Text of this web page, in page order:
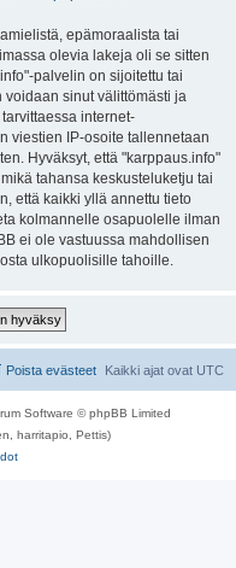
epämoraalista tai
olevia lakeja oli se sitten
palvelin on sijoitettu tai
voidaan sinut välittömästi ja
internet-
viestien IP-osoite tallennetaan
Hyväksyt, että "karppaus.info"
tahansa keskusteluketju tai
että kaikki yllä annettu tieto
kolmannelle osapuolelle ilman
ei ole vastuussa mahdollisen
ulkopuolisille tahoille.
Kaikki ajat ovat UTC
Poista evästeet
Software © phpBB Limited
harritapio, Pettis)